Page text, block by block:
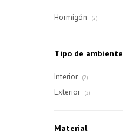
Hormigón (2)
Tipo de ambiente
Interior (2)
Exterior (2)
Material